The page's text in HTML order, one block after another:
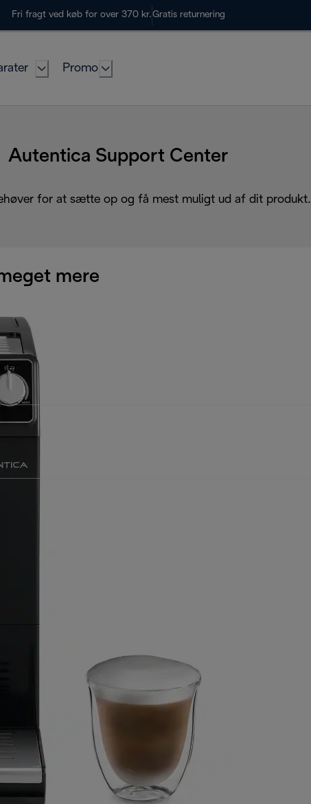
Fri fragt ved køb for over 370 kr.Gratis returnering
Promo
Autentica Support Center
for at sætte op og få mest muligt ud af dit produkt.
mere